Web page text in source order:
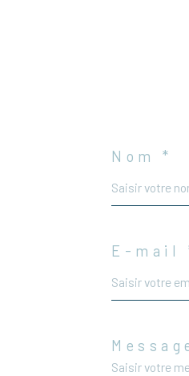
Nom *
E-mail